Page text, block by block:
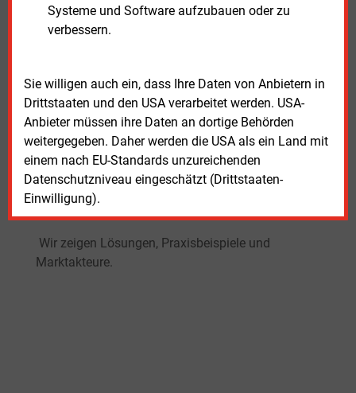
Systeme und Software aufzubauen oder zu
verbessern.
Sie willigen auch ein, dass Ihre Daten von Anbietern in
Drittstaaten und den USA verarbeitet werden. USA-
Anbieter müssen ihre Daten an dortige Behörden
weitergegeben. Daher werden die USA als ein Land mit
einem nach EU-Standards unzureichenden
Datenschutzniveau eingeschätzt (Drittstaaten-
Einwilligung).
SONDERHEFT H2 ready
Das E&M-Themenheft zu Wasserstoff und
Offshore-Wind Mit Beiträgen unter anderem
über Drohnen für die Wartung von
Windkraftanlagen, Umschlagplätze für
grünen Wasserstoff und BtX-Reformer.
Wir zeigen Lösungen, Praxisbeispiele und
Marktakteure.